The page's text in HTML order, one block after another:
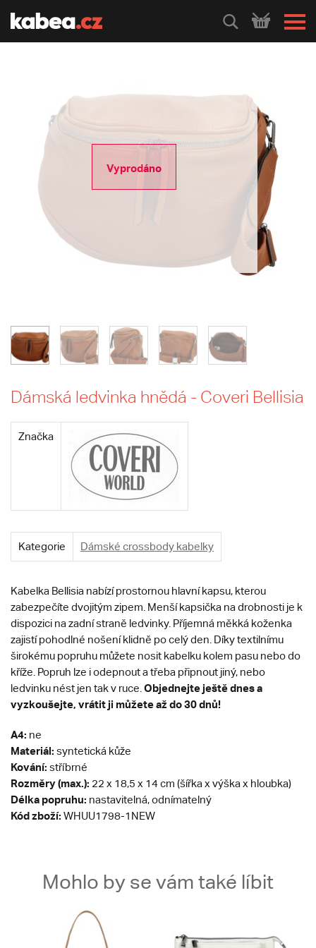
HLEDEJ
Vyprodáno
Dámská ledvinka hnědá - Coveri Bellisia
Značka
Kategorie Dámské crossbody kabelky
Kabelka Bellisia nabízí prostornou hlavní kapsu, kterou
zabezpečíte dvojitým zipem. Menší kapsička na drobnosti je k
dispozici na zadní straně ledvinky. Příjemná měkká koženka
zajistí pohodlné nošení klidně po celý den. Díky textilnímu
širokému popruhu můžete nosit kabelku kolem pasu nebo do
kříže. Popruh lze i odepnout a třeba připnout jiný, nebo
ledvinku nést jen tak v ruce. Objednejte ještě dnes a
vyzkoušejte, vrátit ji můžete až do 30 dnů!
A4: ne
Materiál: syntetická kůže
Kování: stříbrné
Rozměry (max.): 22 x 18,5 x 14 cm (šířka x výška x hloubka)
Délka popruhu: nastavitelná, odnímatelný
Kód zboží: WHUU1798-1NEW
Mohlo by se vám také líbit